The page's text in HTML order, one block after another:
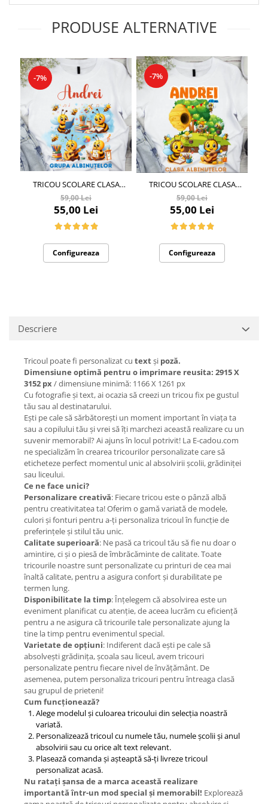
PRODUSE ALTERNATIVE
-7%
TRICOU SCOLARE CLASA
ALBINUTELOR
PERSONALIZAT PENTRU
ABSOLVENTI DE SCOALA SAU
GRADINITA
59,00 Lei
55,00 Lei
Configureaza
-7%
TRICOU SCOLARE CLASA
ALBINUTELOR
PERSONALIZAT PENTRU
ABSOLVENTI DE SCOALA SAU
GRADINITA
59,00 Lei
55,00 Lei
Configureaza
Descriere
Tricoul poate fi personalizat cu textși poză.
Dimensiune optimă pentru o imprimare reusita: 2915 X
3152 px/ dimensiune minimă: 1166 X 1261 px
Cu fotografie și text, ai ocazia să creezi un tricou fix pe gustul
tău sau al destinatarului.
Ești pe cale să sărbătorești un moment important în viața ta
sau a copilului tău și vrei să îți marchezi această realizare cu un
suvenir memorabil? Ai ajuns în locul potrivit! La E-cadou.com
ne specializăm în crearea tricourilor personalizate care să
eticheteze perfect momentul unic al absolvirii școlii, grădiniței
sau liceului.
Ce ne face unici?
Personalizare creativă: Fiecare tricou este o pânză albă
pentru creativitatea ta! Oferim o gamă variată de modele,
culori și fonturi pentru a-ți personaliza tricoul în funcție de
preferințele și stilul tău unic.
Calitate superioară: Ne pasă ca tricoul tău să fie nu doar o
amintire, ci și o piesă de îmbrăcăminte de calitate. Toate
tricourile noastre sunt personalizate cu printuri de cea mai
înaltă calitate, pentru a asigura confort și durabilitate pe
termen lung.
Disponibilitate la timp: Înțelegem că absolvirea este un
eveniment planificat cu atenție, de aceea lucrăm cu eficiență
pentru a ne asigura că tricourile tale personalizate ajung la
tine la timp pentru evenimentul special.
Varietate de opțiuni: Indiferent dacă ești pe cale să
absolvești grădinița, școala sau liceul, avem tricouri
personalizate pentru fiecare nivel de învățământ. De
asemenea, putem personaliza tricouri pentru întreaga clasă
sau grupul de prieteni!
Cum funcționează?
Alege modelul și culoarea tricoului din selecția noastră
variată.
Personalizează tricoul cu numele tău, numele școlii și anul
absolvirii sau cu orice alt text relevant.
Plasează comanda și așteaptă să-ți livreze tricoul
personalizat acasă.
Nu ratați șansa de a marca această realizare
importantă într-un mod special și memorabil! Explorează